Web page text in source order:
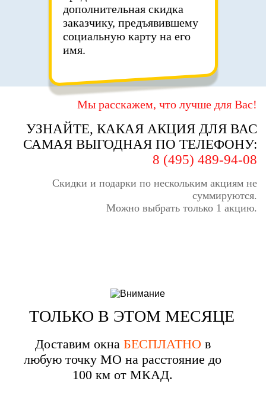
дополнительная скидка
заказчику, предъявившему
социальную карту на его
имя.
Мы расскажем, что лучше для Вас!
УЗНАЙТЕ, КАКАЯ АКЦИЯ ДЛЯ ВАС
САМАЯ ВЫГОДНАЯ ПО ТЕЛЕФОНУ:
8 (495) 489-94-08
Скидки и подарки по нескольким акциям не
суммируются.
Можно выбрать только 1 акцию.
ТОЛЬКО В ЭТОМ МЕСЯЦЕ
Доставим окна БЕСПЛАТНО в
любую точку МО на расстояние до
100 км от МКАД.